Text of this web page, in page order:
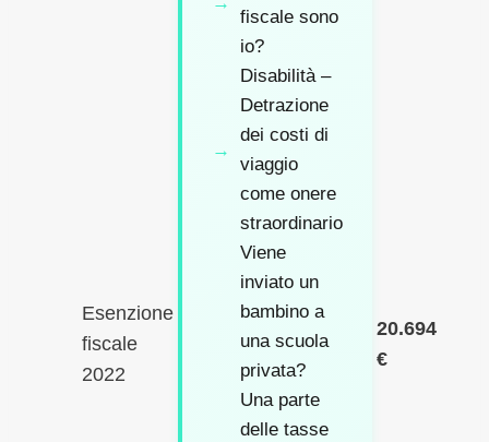
Esenzione
fiscale
2022
fiscale sono
io?
Disabilità –
Detrazione
dei costi di
viaggio
come onere
straordinario
Viene
inviato un
bambino a
una scuola
privata?
Una parte
delle tasse
20.694
€